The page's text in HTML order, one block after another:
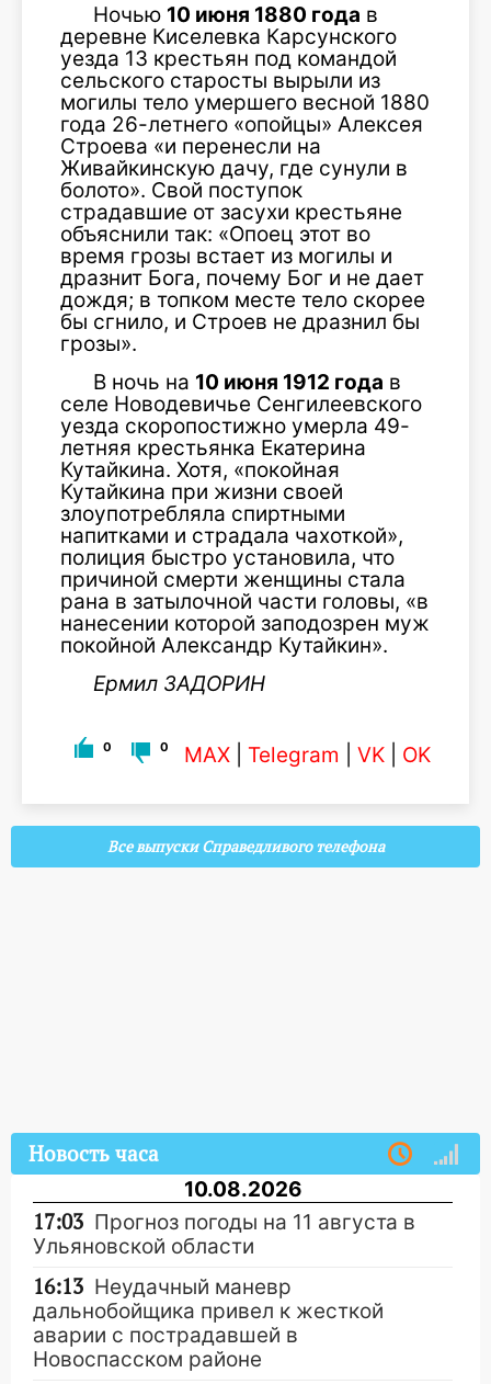
Ночью 10 июня 1880 года в
деревне Киселевка Карсунского
уезда 13 крестьян под командой
сельского старосты вырыли из
могилы тело умершего весной 1880
года 26-летнего «опойцы» Алексея
Строева «и перенесли на
Живайкинскую дачу, где сунули в
болото». Свой поступок
страдавшие от засухи крестьяне
объяснили так: «Опоец этот во
время грозы встает из могилы и
дразнит Бога, почему Бог и не дает
дождя; в топком месте тело скорее
бы сгнило, и Строев не дразнил бы
грозы».
В ночь на 10 июня 1912 года в
селе Новодевичье Сенгилеевского
уезда скоропостижно умерла 49-
летняя крестьянка Екатерина
Кутайкина. Хотя, «покойная
Кутайкина при жизни своей
злоупотребляла спиртными
напитками и страдала чахоткой»,
полиция быстро установила, что
причиной смерти женщины стала
рана в затылочной части головы, «в
нанесении которой заподозрен муж
покойной Александр Кутайкин».
Ермил ЗАДОРИН
0 0 MAX Telegram VK OK
Все выпуски Справедливого телефона
Новость часа
10.08.2026
17:03 Прогноз погоды на 11 августа в
Ульяновской области
16:13 Неудачный маневр
дальнобойщика привел к жесткой
аварии с пострадавшей в
Новоспасском районе